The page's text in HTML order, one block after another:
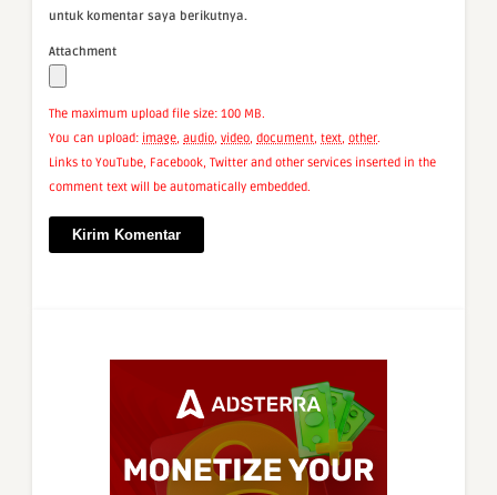
untuk komentar saya berikutnya.
Attachment
The maximum upload file size: 100 MB.
You can upload: image, audio, video, document, text, other.
Links to YouTube, Facebook, Twitter and other services inserted in the
comment text will be automatically embedded.